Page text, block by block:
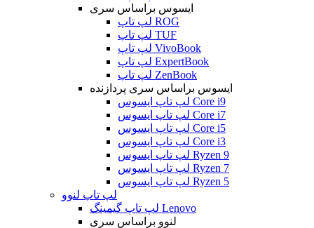
ایسوس براساس سری
لپ تاپ ROG
لپ تاپ TUF
لپ تاپ VivoBook
لپ تاپ ExpertBook
لپ تاپ ZenBook
ایسوس براساس سری پردازنده
لپ تاپ ایسوس Core i9
لپ تاپ ایسوس Core i7
لپ تاپ ایسوس Core i5
لپ تاپ ایسوس Core i3
لپ تاپ ایسوس Ryzen 9
لپ تاپ ایسوس Ryzen 7
لپ تاپ ایسوس Ryzen 5
لپ تاپ لنوو
لپ تاپ گیمینگ Lenovo
لنوو براساس سری